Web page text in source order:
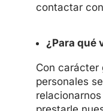
contactar
¿Para qué
Con carácter
personales